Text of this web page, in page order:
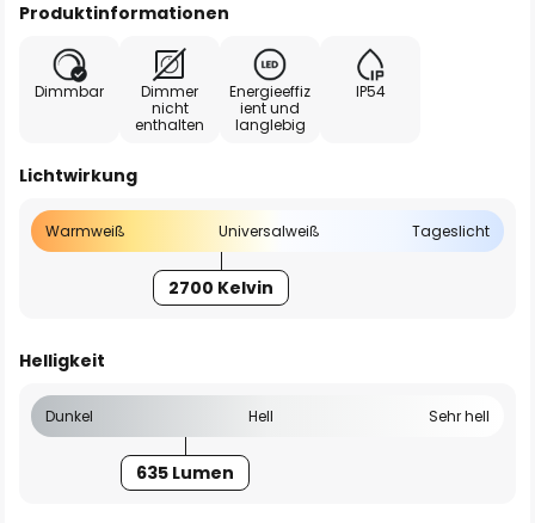
Produktinformationen
Dimmbar
Dimmer
nicht
enthalten
Energieeffiz
ient und
langlebig
IP54
Lichtwirkung
Warmweiß Universalweiß Tageslicht
2700 Kelvin
Helligkeit
Dunkel Hell Sehr hell
635 Lumen